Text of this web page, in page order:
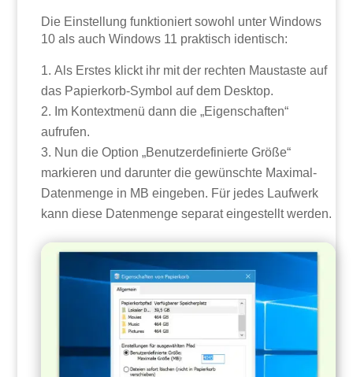
Die Einstellung funktioniert sowohl unter Windows
10 als auch Windows 11 praktisch identisch:
Als Erstes klickt ihr mit der rechten Maustaste auf
das Papierkorb-Symbol auf dem Desktop.
Im Kontextmenü dann die „Eigenschaften“
aufrufen.
Nun die Option „Benutzerdefinierte Größe“
markieren und darunter die gewünschte Maximal-
Datenmenge in MB eingeben. Für jedes Laufwerk
kann diese Datenmenge separat eingestellt werden.